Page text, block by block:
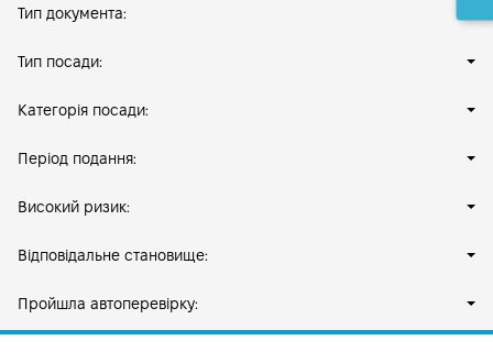
Тип документа:
Тип посади:
Категорія посади:
Період подання:
Високий ризик:
Відповідальне становище:
Пройшла автоперевірку: